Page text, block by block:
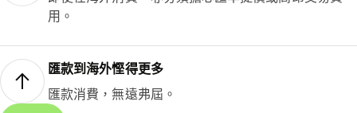
用。
匯款到海外慳得更多
匯款消費，無遠弗屆。